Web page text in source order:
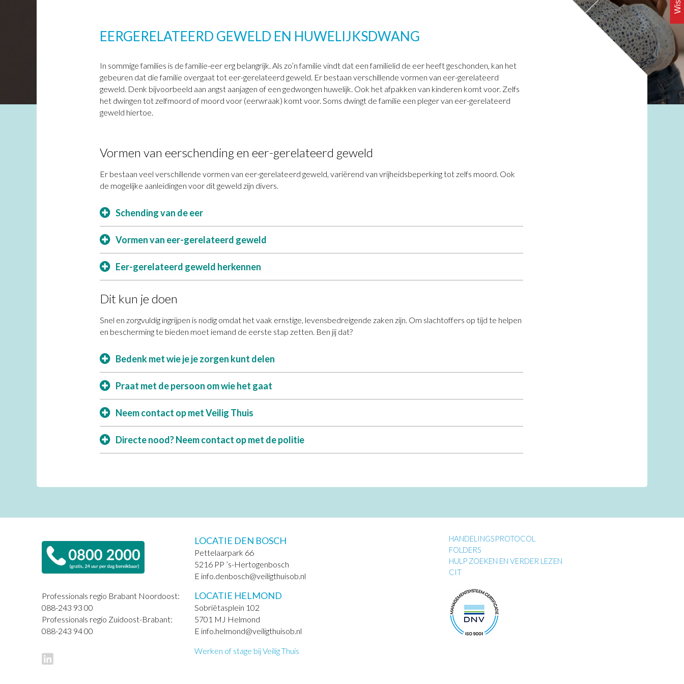
EERGERELATEERD GEWELD EN HUWELIJKSDWANG
In sommige families is de familie-eer erg belangrijk. Als zo’n familie vindt dat een familielid de eer heeft geschonden, kan het
gebeuren dat die familie overgaat tot eer-gerelateerd geweld. Er bestaan verschillende vormen van eer-gerelateerd
geweld. Denk bijvoorbeeld aan angst aanjagen of een gedwongen huwelijk. Ook het afpakken van kinderen komt voor. Zelfs
het dwingen tot zelfmoord of moord voor (eerwraak) komt voor. Soms dwingt de familie een pleger van eer-gerelateerd
geweld hiertoe.
Vormen van eerschending en eer-gerelateerd geweld
Er bestaan veel verschillende vormen van eer-gerelateerd geweld, variërend van vrijheidsbeperking tot zelfs moord. Ook
de mogelijke aanleidingen voor dit geweld zijn divers.
Schending van de eer
Vormen van eer-gerelateerd geweld
Eer-gerelateerd geweld herkennen
Dit kun je doen
Snel en zorgvuldig ingrijpen is nodig omdat het vaak ernstige, levensbedreigende zaken zijn. Om slachtoffers op tijd te helpen
en bescherming te bieden moet iemand de eerste stap zetten. Ben jij dat?
Bedenk met wie je je zorgen kunt delen
Praat met de persoon om wie het gaat
Neem contact op met Veilig Thuis
Directe nood? Neem contact op met de politie
Professionals regio Brabant Noordoost:
088-243 93 00
Professionals regio Zuidoost-Brabant:
088-243 94 00
LOCATIE DEN BOSCH
Pettelaarpark 66
5216 PP ’s-Hertogenbosch
E info.denbosch@veiligthuisob.nl
LOCATIE HELMOND
Sobriëtasplein 102
5701 MJ Helmond
E info.helmond@veiligthuisob.nl
Werken of stage bij Veilig Thuis
HANDELINGSPROTOCOL
FOLDERS
HULP ZOEKEN EN VERDER LEZEN
CIT